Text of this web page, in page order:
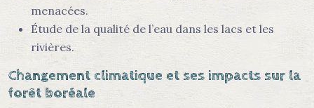
menacées.
Étude de la qualité de l’eau dans les lacs et les
rivières.
Changement climatique et ses impacts sur la
forêt boréale